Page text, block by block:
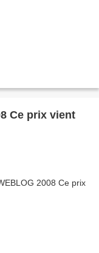
Ce prix vient